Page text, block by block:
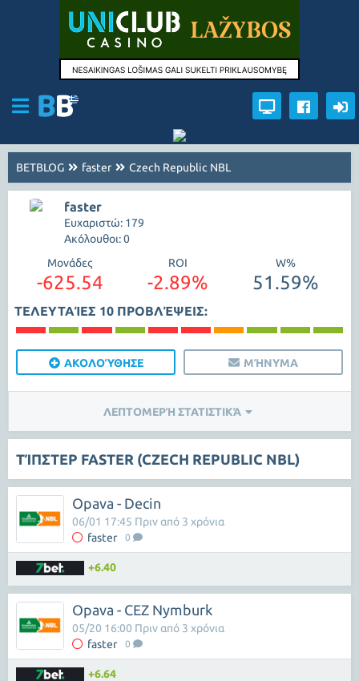
BETBLOG faster Czech Republic NBL
faster
Ευχαριστώ: 179
Ακόλουθοι: 0
Μονάδες
-625.54
ROI
-2.89%
W%
51.59%
ΤΕΛΕΥΤΑΊΕΣ 10 ΠΡΟΒΛΈΨΕΙΣ:
ΑΚΟΛΟΎΘΗΣΕ ΜΉΝΥΜΑ
ΛΕΠΤΟΜΕΡΉ ΣΤΑΤΙΣΤΙΚΆ
ΤΊΠΣΤΕΡ FASTER (CZECH REPUBLIC NBL)
Opava - Decin
faster 0
06/01 17:45 Πριν από 3 χρόνια
+6.40
Opava - CEZ Nymburk
faster 0
05/20 16:00 Πριν από 3 χρόνια
+6.64